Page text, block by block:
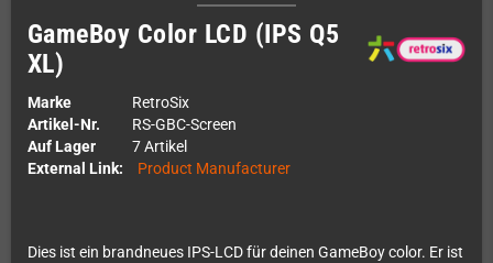
GameBoy Color LCD (IPS Q5
XL)
Marke
RetroSix
Artikel-Nr.
RS-GBC-Screen
Auf Lager
7 Artikel
External Link:
Product Manufacturer
Dies ist ein brandneues IPS-LCD für deinen GameBoy color. Er ist